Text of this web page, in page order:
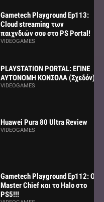
Gametech Playground Ep113:
Cloud streaming των
παιχνδιών σου στο PS Portal!
VIDEOGAMES
PLAYSTATION PORTAL: ΕΓΙΝΕ
ΑΥΤΟΝΟΜΗ ΚΟΝΣΟΛΑ (Σχεδόν)
VIDEOGAMES
Huawei Pura 80 Ultra Review
VIDEOGAMES
Gametech Playground Ep112: Ο
Master Chief και το Halo στο
PS5!!!